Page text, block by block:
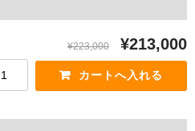
¥223,000 ¥213,000